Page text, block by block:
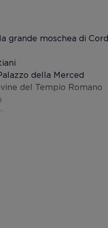
grande moschea di
della Merced
del Tempio Romano